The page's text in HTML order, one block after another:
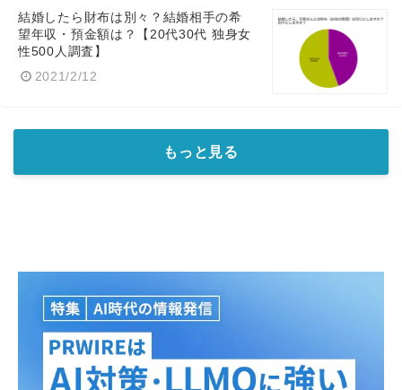
結婚したら財布は別々？結婚相手の希
望年収・預金額は？【20代30代 独身女
性500人調査】
2021/2/12
もっと見る